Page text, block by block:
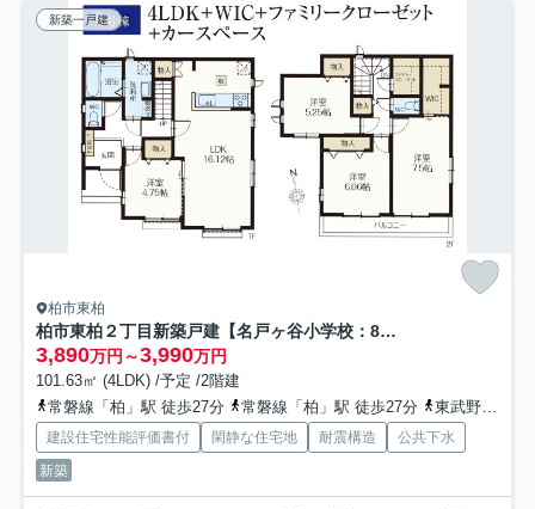
新築一戸建
柏市東柏
柏市東柏２丁目新築戸建【名戸ヶ谷小学校：8分】
3,890万円～3,990万円
101.63㎡ (4LDK) /予定 /2階建
常磐線「柏」駅 徒歩27分
常磐線「柏」駅 徒歩27分 東武野田線「新柏」駅 徒歩35分
建設住宅性能評価書付 閑静な住宅地 耐震構造
公共下水
新築